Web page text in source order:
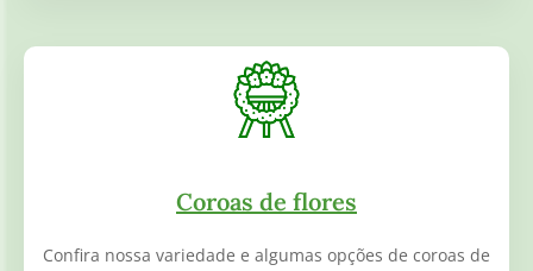
Coroas de flores
Confira nossa variedade e algumas opções de coroas de